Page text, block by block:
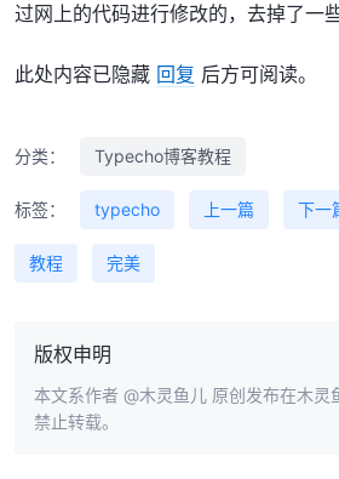
过网上的代码进行修改的，去掉了一些
此处内容已隐藏 回复 后方可阅读。
分类： Typecho博客教程
标签： typecho 上一篇 下一
教程 完美
版权申明
本文系作者 @木灵鱼儿 原创发布在木灵
禁止转载。